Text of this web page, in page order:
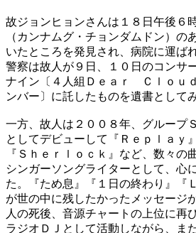
故ジョンヒョンさんは１８日午後６
（カンナムグ・チョンダムドン）の
いたところを発見され、病院に運ば
警察は故人が９日、１０日のコンサ
ナイン〔４人組Ｄｅａｒ Ｃｌｏｕ
ンバー〕に託したものを遺書として
一方、故人は２００８年、グループ
としてデビューして『Ｒｅｐｌａｙ
『Ｓｈｅｒｌｏｃｋ』など、数々の
シンガーソングライターとして、心
た。『ため息』『１日の終わり』『
が世の中に残したかったメッセージ
人の死後、音源チャートの上位に再
ラジオＤＪとして活動しながら、ま